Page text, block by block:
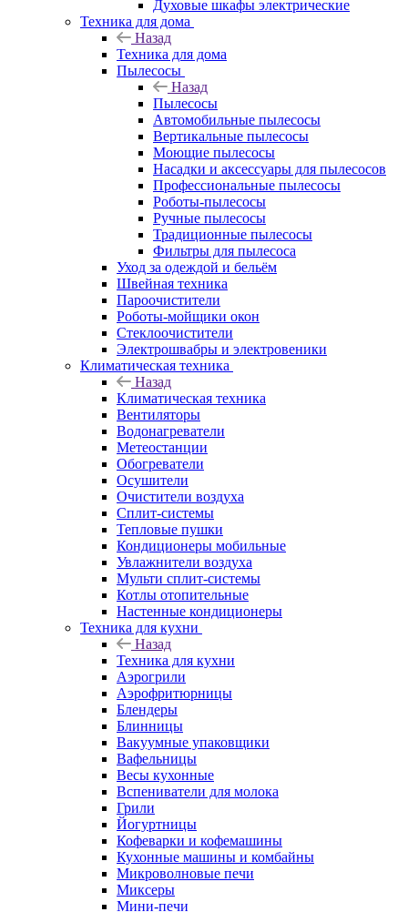
Духовые шкафы электрические
Техника для дома
Назад
Техника для дома
Пылесосы
Назад
Пылесосы
Автомобильные пылесосы
Вертикальные пылесосы
Моющие пылесосы
Насадки и аксессуары для пылесосов
Профессиональные пылесосы
Роботы-пылесосы
Ручные пылесосы
Традиционные пылесосы
Фильтры для пылесоса
Уход за одеждой и бельём
Швейная техника
Пароочистители
Роботы-мойщики окон
Стеклоочистители
Электрошвабры и электровеники
Климатическая техника
Назад
Климатическая техника
Вентиляторы
Водонагреватели
Метеостанции
Обогреватели
Осушители
Очистители воздуха
Сплит-системы
Тепловые пушки
Кондиционеры мобильные
Увлажнители воздуха
Мульти сплит-системы
Котлы отопительные
Настенные кондиционеры
Техника для кухни
Назад
Техника для кухни
Аэрогрили
Аэрофритюрницы
Блендеры
Блинницы
Вакуумные упаковщики
Вафельницы
Весы кухонные
Вспениватели для молока
Грили
Йогуртницы
Кофеварки и кофемашины
Кухонные машины и комбайны
Микроволновые печи
Миксеры
Мини-печи